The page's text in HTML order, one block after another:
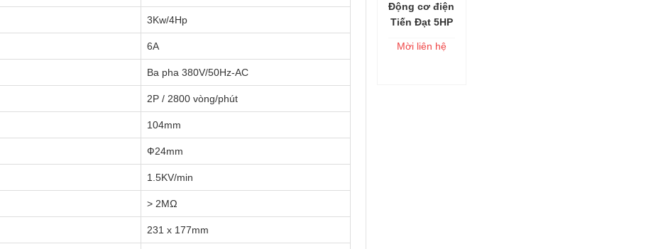
3Kw/4Hp
6A
Ba pha 380V/50Hz-AC
2P / 2800 vòng/phút
104mm
Ф24mm
1.5KV/min
> 2MΩ
231 x 177mm
Thêm vào
Động cơ điện
Tiến Đạt 5HP
5/380 Nhanh
Mời liên hệ